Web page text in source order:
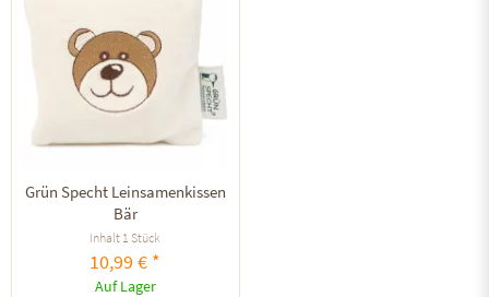
Grün Specht Leinsamenkissen
Bär
Inhalt 1 Stück
10,99 € *
Auf Lager